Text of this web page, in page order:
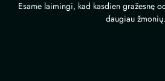
Esame laimingi, kad kasdien gražesnę
daugiau žmonių.